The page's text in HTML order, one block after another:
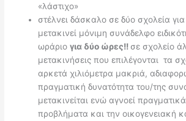
«λάστιχο»
στέλνει δάσκαλο σε δύο σχολεία
μετακινεί μόνιμη συνάδελφο
ωράριογια δύο ώρες!!σε σχολείο
μετακινήσεις που επιλέγονται τα
αρκετά χιλιόμετρα μακριά,
πραγματική δυνατότητα του/της
μετακινείται ενώ αγνοεί
προβλήματα και την οικογενειακή